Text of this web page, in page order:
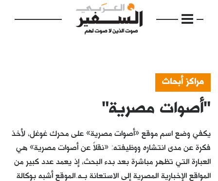
الرئيسية
إفتتاحية
فكرة
مراكز أبحاث
"أصوات مصرية"
يكفي وضع اسم موقع «أصوات مصرية» على محرك غوغل، لأخذ
فكرة عن مدى انتشاره ووظيفته: «نقلاً عن أصوات مصرية» هي
العبارة التي تظهر مباشرة بعد بدء البحث، إذ يعمد عدد كبير من
المواقع الإخبارية المصرية إلى الاستعانة بـه.الموقع أشبه بوكالة